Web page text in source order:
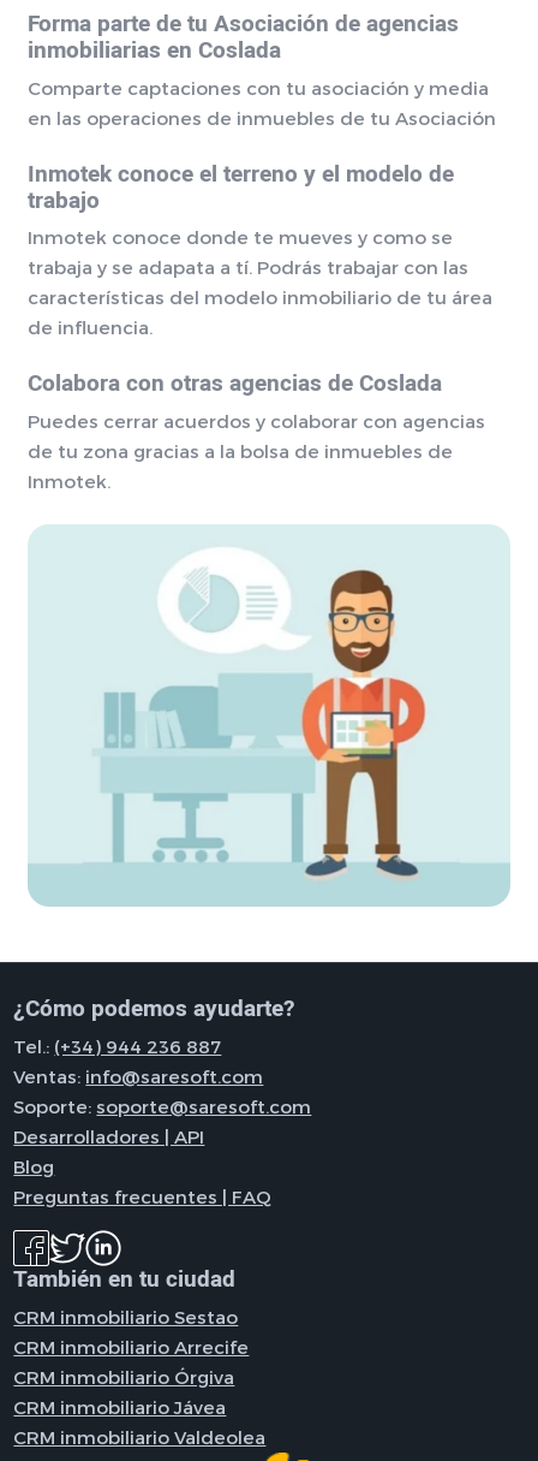
Forma parte de tu Asociación de agencias
inmobiliarias en Coslada
Comparte captaciones con tu asociación y media
en las operaciones de inmuebles de tu Asociación
Inmotek conoce el terreno y el modelo de
trabajo
Inmotek conoce donde te mueves y como se
trabaja y se adapata a tí. Podrás trabajar con las
características del modelo inmobiliario de tu área
de influencia.
Colabora con otras agencias de Coslada
Puedes cerrar acuerdos y colaborar con agencias
de tu zona gracias a la bolsa de inmuebles de
Inmotek.
¿Cómo podemos ayudarte?
Tel.: (+34) 944 236 887
Ventas: info@saresoft.com
Soporte:soporte@saresoft.com
Desarrolladores | API
Blog
Preguntas frecuentes | FAQ
También en tu ciudad
CRM inmobiliario Sestao
CRM inmobiliario Arrecife
CRM inmobiliario Órgiva
CRM inmobiliario Jávea
CRM inmobiliario Valdeolea